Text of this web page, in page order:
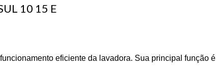
10 15 E
eficiente da lavadora. Sua principal função é